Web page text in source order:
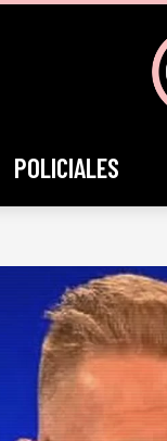
POLICIALES